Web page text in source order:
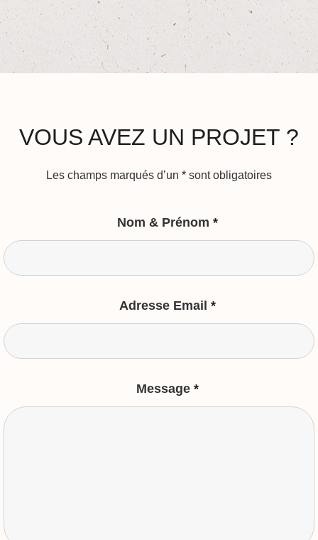
VOUS AVEZ UN PROJET ?
Les champs marqués d’un * sont obligatoires
Nom & Prénom *
Adresse Email *
Message *